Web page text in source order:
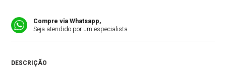
Compre via Whatsapp,
Seja atendido por um especialista